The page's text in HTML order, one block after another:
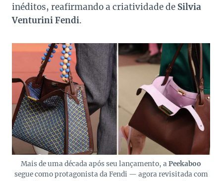
inéditos, reafirmando a criatividade de Silvia
Venturini Fendi.
Mais de uma década após seu lançamento, aPeekaboo
segue como protagonista da Fendi — agora revisitada com